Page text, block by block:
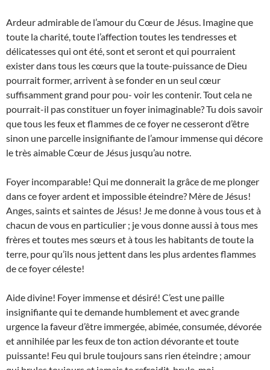
Ardeur admirable de l’amour du Cœur de Jésus. Imagine que
toute la charité, toute l’affection toutes les tendresses et
délicatesses qui ont été, sont et seront et qui pourraient
exister dans tous les cœurs que la toute-puissance de Dieu
pourrait former, arrivent à se fonder en un seul cœur
suffisamment grand pour pou- voir les contenir. Tout cela ne
pourrait-il pas constituer un foyer inimaginable? Tu dois savoir
que tous les feux et flammes de ce foyer ne cesseront d’être
sinon une parcelle insignifiante de l’amour immense qui décore
le très aimable Cœur de Jésus jusqu’au notre.
Foyer incomparable! Qui me donnerait la grâce de me plonger
dans ce foyer ardent et impossible éteindre? Mère de Jésus!
Anges, saints et saintes de Jésus! Je me donne à vous tous et à
chacun de vous en particulier ; je vous donne aussi à tous mes
frères et toutes mes sœurs et à tous les habitants de toute la
terre, pour qu’ils nous jettent dans les plus ardentes flammes
de ce foyer céleste!
Aide divine! Foyer immense et désiré! C’est une paille
insignifiante qui te demande humblement et avec grande
urgence la faveur d’être immergée, abimée, consumée, dévorée
et annihilée par les feux de ton action dévorante et toute
puissante! Feu qui brule toujours sans rien éteindre ; amour